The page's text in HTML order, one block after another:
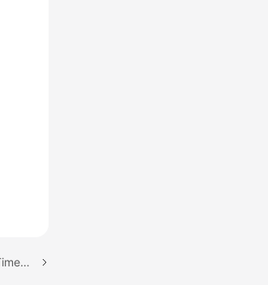
下一篇：全量或增量迁移失败报错，关键词“Timed out after 60000 ms while waiting to connect”